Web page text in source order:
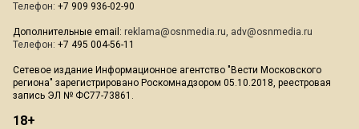
Телефон: +7 909 936-02-90
Дополнительные email: reklama@osnmedia.ru, adv@osnmedia.ru
Телефон: +7 495 004-56-11
Сетевое издание Информационное агентство "Вести Московского
региона" зарегистрировано Роскомнадзором 05.10.2018, реестровая
запись ЭЛ № ФС77-73861.
18+